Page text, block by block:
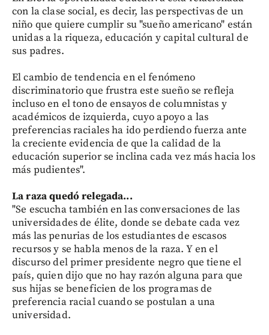
con la clase social, es decir, las perspectivas de un
niño que quiere cumplir su "sueño americano" están
unidas a la riqueza, educación y capital cultural de
sus padres.
El cambio de tendencia en el fenómeno
discriminatorio que frustra este sueño se refleja
incluso en el tono de ensayos de columnistas y
académicos de izquierda, cuyo apoyo a las
preferencias raciales ha ido perdiendo fuerza ante
la creciente evidencia de que la calidad de la
educación superior se inclina cada vez más hacia los
más pudientes".
La raza quedó relegada...
"Se escucha también en las conversaciones de las
universidades de élite, donde se debate cada vez
más las penurias de los estudiantes de escasos
recursos y se habla menos de la raza. Y en el
discurso del primer presidente negro que tiene el
país, quien dijo que no hay razón alguna para que
sus hijas se beneficien de los programas de
preferencia racial cuando se postulan a una
universidad.